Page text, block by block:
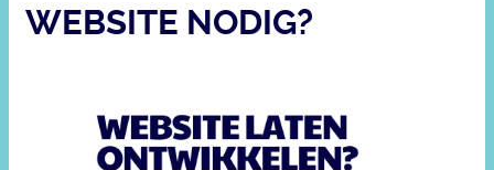
WEBSITE NODIG?